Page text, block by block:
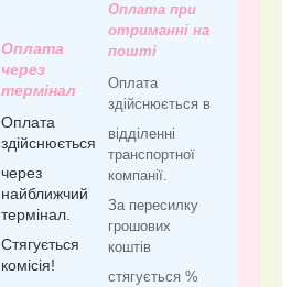
Оплата
через
термінал
Оплата
здійснюється
через
найближчий
термінал.
Стягується
комісія!
Оплата при
отриманні на
пошті
Оплата
здійснюється в
відділенні
транспортної
компанії.
За пересилку
грошових
коштів
стягується %